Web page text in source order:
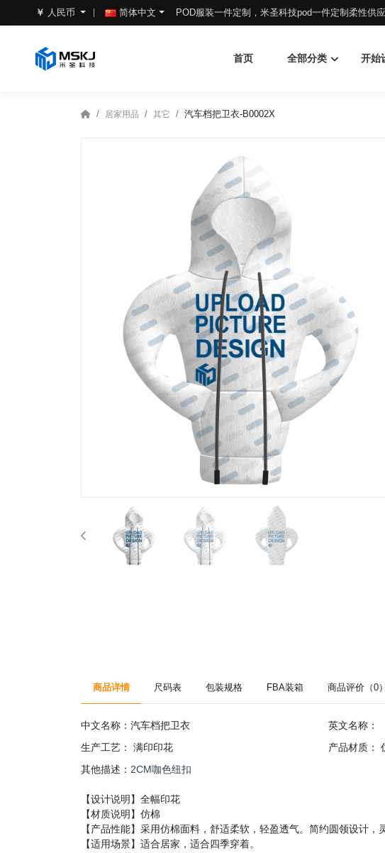
￥ 人民币 简体中文 POD服装一件定制，米圣科技pod一件定制柔性供
首页 全部分类 开始
居家用品 其它 汽车档把卫衣-B0002X
商品详情 尺码表 包装规格 FBA装箱 商品评价（0）
中文名称：汽车档把卫衣 英文名称：
生产工艺： 满印印花 产品材质：
其他描述： 2CM咖色纽扣
【设计说明】全幅印花
【材质说明】仿棉
【产品性能】采用仿棉面料，舒适柔软，轻盈透气。简约圆领设计，
【适用场景】适合居家，适合四季穿着。